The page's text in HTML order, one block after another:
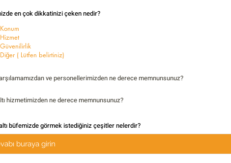
en çok dikkatinizi çeken nedir?
Konum
Hizmet
Güvenilirlik
Diğer ( Lütfen belirtiniz)
ve personellerimizden ne derece memnunsunuz?
hizmetimizden ne derece memnunsunuz?
büfemizde görmek istediğiniz çeşitler nelerdir?